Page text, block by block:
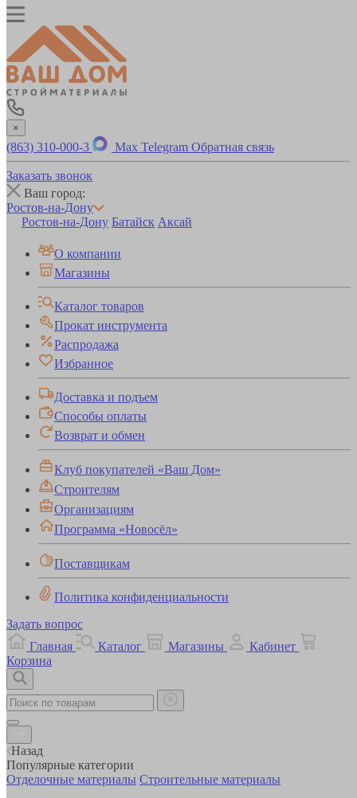
×
(863) 310-000-3 Max Telegram Обратная связь
Заказать звонок
Ваш город:
Ростов-на-Дону
Ростов-на-Дону Батайск Аксай
О компании
Магазины
Каталог товаров
Прокат инструмента
Распродажа
Избранное
Доставка и подъем
Способы оплаты
Возврат и обмен
Клуб покупателей «Ваш Дом»
Строителям
Организациям
Программа «Новосёл»
Поставщикам
Политика конфиденциальности
Задать вопрос
Главная
Каталог Магазины
Кабинет
Корзина
Назад
Популярные категории
Отделочные материалы Строительные материалы